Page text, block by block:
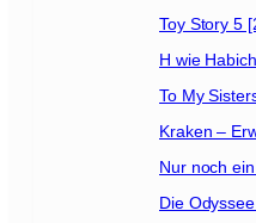
Toy Story 5
H wie
To My
Kraken –
Nur noch
Die